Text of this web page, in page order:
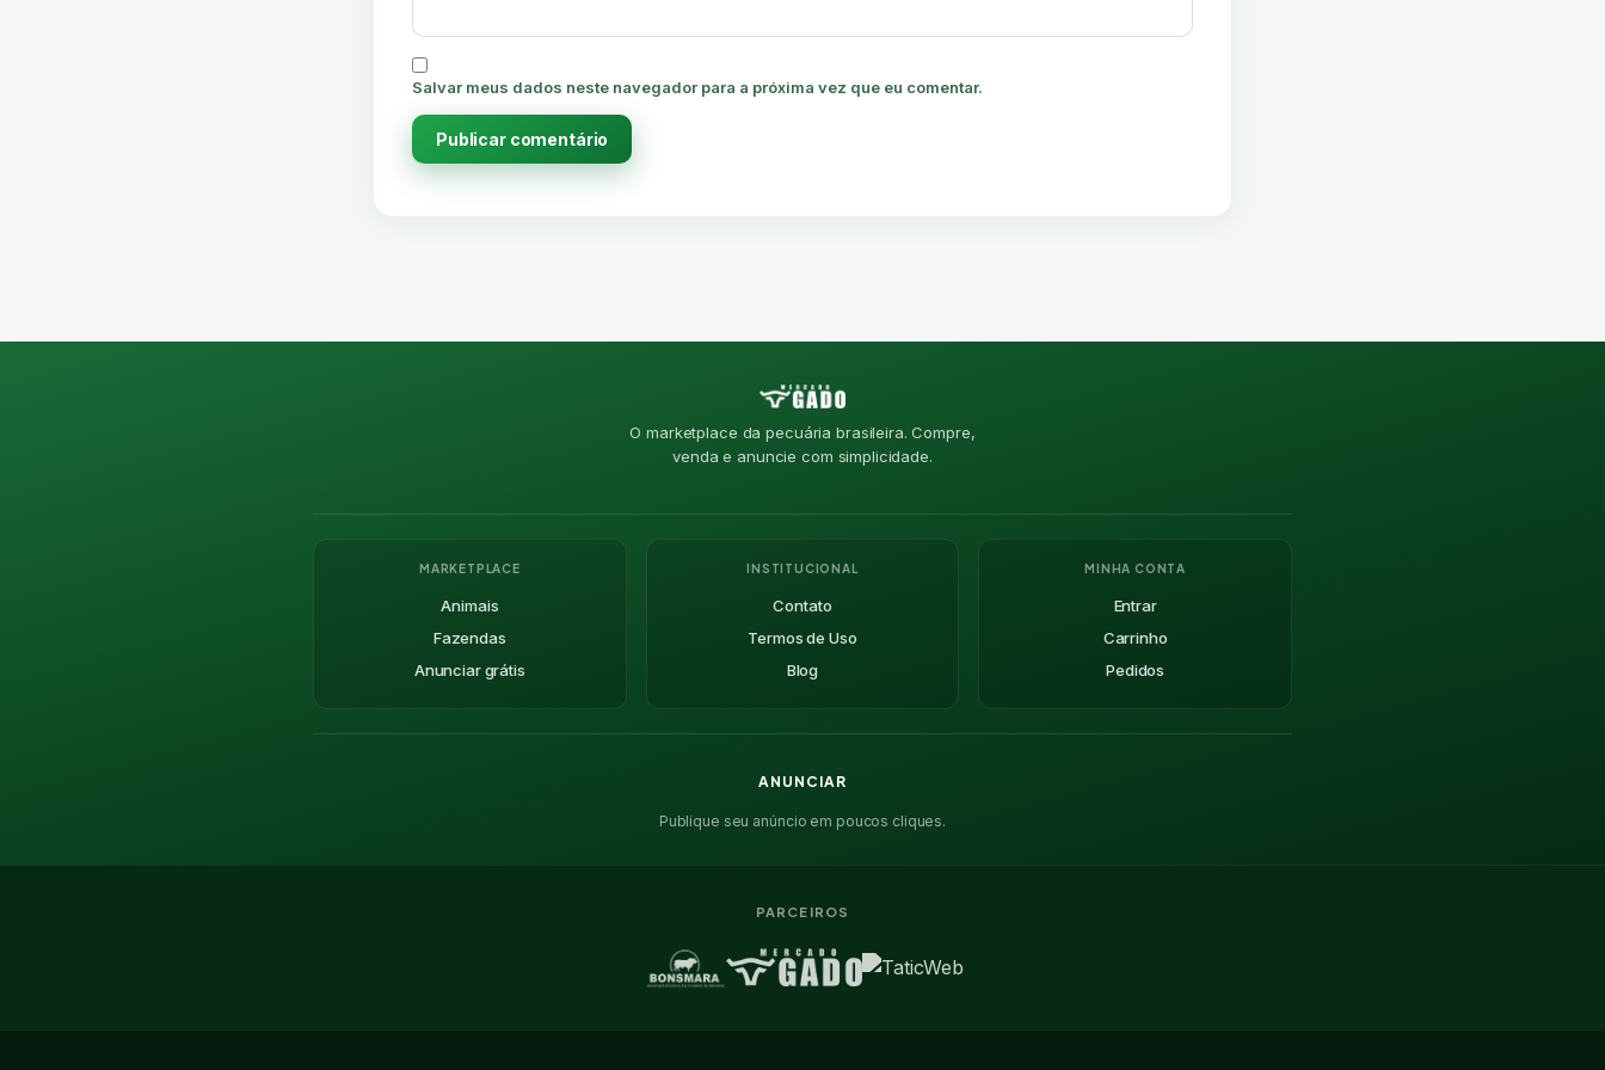
Salvar meus dados neste navegador para a próxima vez que eu comentar.
O marketplace da pecuária brasileira. Compre,
venda e anuncie com simplicidade.
MARKETPLACE
Animais
Fazendas
Anunciar grátis
INSTITUCIONAL
Contato
Termos de Uso
Blog
MINHA CONTA
Entrar
Carrinho
Pedidos
ANUNCIAR
Publique seu anúncio em poucos cliques.
PARCEIROS